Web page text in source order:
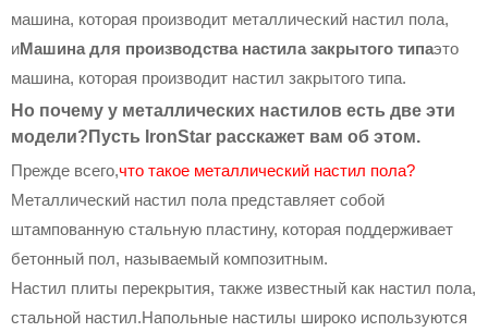
машина, которая производит металлический настил пола,
иМашина для производства настила закрытого типаэто
машина, которая производит настил закрытого типа.
Но почему у металлических настилов есть две эти
модели?Пусть IronStar расскажет вам об этом.
Прежде всего,что такое металлический настил пола?
Металлический настил пола представляет собой
штампованную стальную пластину, которая поддерживает
бетонный пол, называемый композитным.
Настил плиты перекрытия, также известный как настил пола,
стальной настил.Напольные настилы широко используются